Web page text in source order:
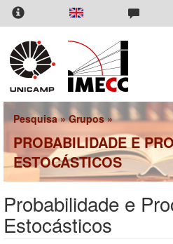
Pular
para
conteúdo
principal
Pesquisa»Grupos»
PROBABILIDADE E
ESTOCÁSTICOS
Probabilidade e
Estocásticos